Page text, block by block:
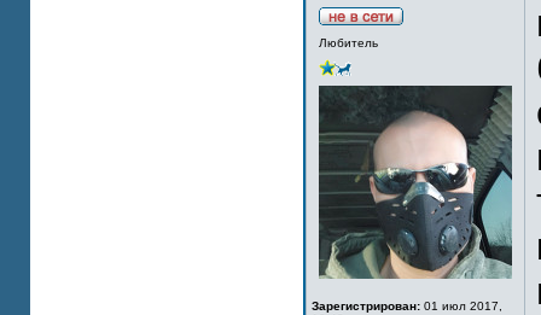
Любитель
Зарегистрирован: 01 июл 2017,